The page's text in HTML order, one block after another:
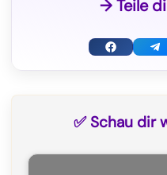
→ Teile
F
T
✅ Schau dir